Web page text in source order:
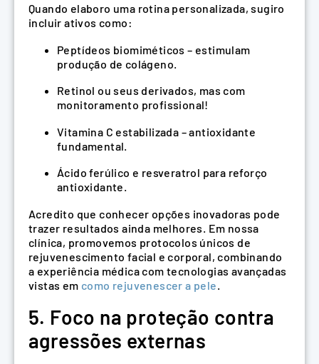
Quando elaboro uma rotina personalizada, sugiro
incluir ativos como:
Peptídeos biomiméticos – estimulam
produção de colágeno.
Retinol ou seus derivados, mas com
monitoramento profissional!
Vitamina C estabilizada – antioxidante
fundamental.
Ácido ferúlico e resveratrol para reforço
antioxidante.
Acredito que conhecer opções inovadoras pode
trazer resultados ainda melhores. Em nossa
clínica, promovemos protocolos únicos de
rejuvenescimento facial e corporal, combinando
a experiência médica com tecnologias avançadas
vistas em como rejuvenescer a pele.
5. Foco na proteção contra
agressões externas